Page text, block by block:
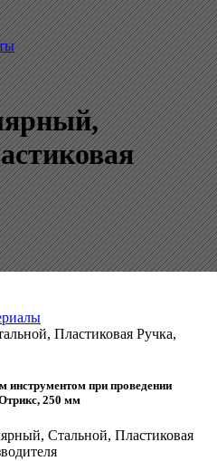
Пластиковая Ручка,
инструментом при проведении
250 мм
Стальной, Пластиковая